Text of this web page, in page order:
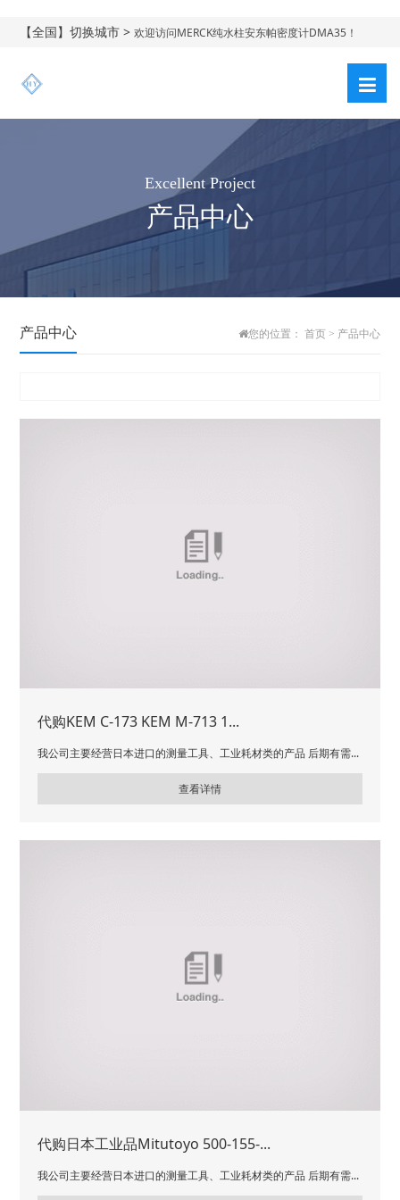
【全国】切换城市 >欢迎访问MERCK纯水柱安东帕密度计DMA35！
Excellent Project
产品中心
产品中心 您的位置： 首页> 产品中心
代购KEM C-173 KEM M-713 1...
我公司主要经营日本进口的测量工具、工业耗材类的产品 后期有需...
查看详情
代购日本工业品Mitutoyo 500-155-...
我公司主要经营日本进口的测量工具、工业耗材类的产品 后期有需...